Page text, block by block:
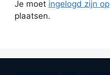
Je moet ingelogd zijn op
plaatsen.